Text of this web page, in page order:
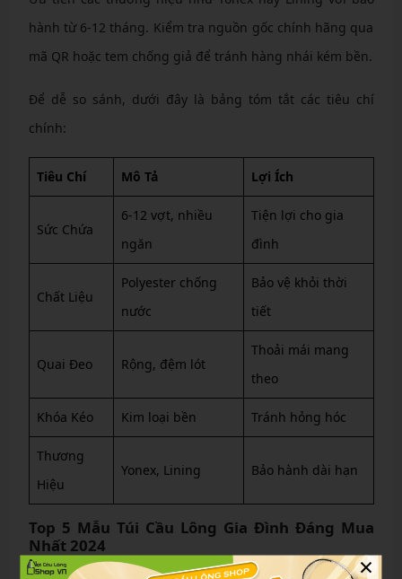
hành từ 6-12 tháng. Kiểm tra nguồn gốc chính hãng qua
mã QR hoặc tem chống giả để tránh hàng nhái kém bền.
Để dễ so sánh, dưới đây là bảng tóm tắt các tiêu chí
chính:
Tiêu Chí Mô Tả Lợi Ích
Sức Chứa
6-12 vợt, nhiều
ngăn
Tiện lợi cho gia
đình
Chất Liệu
Polyester chống
nước
Bảo vệ khỏi thời
tiết
Quai Đeo Rộng, đệm lót
Thoải mái mang
theo
Khóa Kéo Kim loại bền Tránh hỏng hóc
Thương
Hiệu
Yonex, Lining Bảo hành dài hạn
Top 5 Mẫu Túi Cầu Lông Gia Đình Đáng Mua
Nhất 2024
×